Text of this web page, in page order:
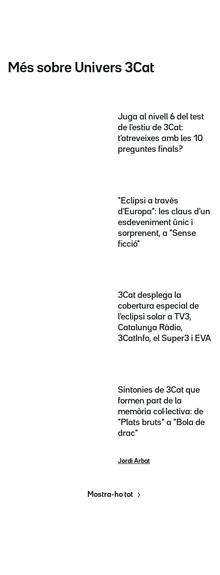
Més sobre Univers 3Cat
Juga al nivell 6 del test
de l'estiu de 3Cat:
t'atreveixes amb les 10
preguntes finals?
"Eclipsi a través
d'Europa": les claus d'un
esdeveniment únic i
sorprenent, a "Sense
ficció"
3Cat desplega la
cobertura especial de
l'eclipsi solar a TV3,
Catalunya Ràdio,
3CatInfo, el Super3 i EVA
Sintonies de 3Cat que
formen part de la
memòria col·lectiva: de
"Plats bruts" a "Bola de
drac"
Jordi Arbat
Mostra-ho tot